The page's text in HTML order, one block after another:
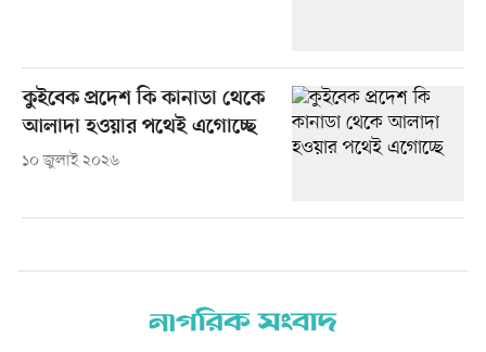
কুইবেক প্রদেশ কি কানাডা থেকে
আলাদা হওয়ার পথেই এগোচ্ছে
১০ জুলাই ২০২৬